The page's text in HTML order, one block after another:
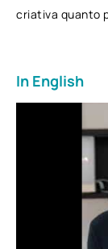
criativa quanto
In English